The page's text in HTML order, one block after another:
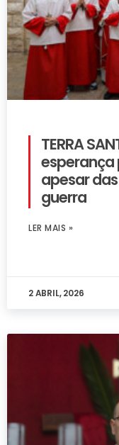
TERRA
apesar
guerra
LER MAIS »
2 ABRIL, 2026